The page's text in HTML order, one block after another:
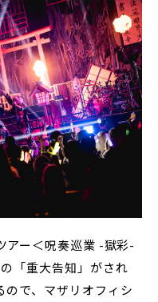
アー＜呪奏巡業 -獄彩-
「重大告知」がされ
ので、マザリオフィシ